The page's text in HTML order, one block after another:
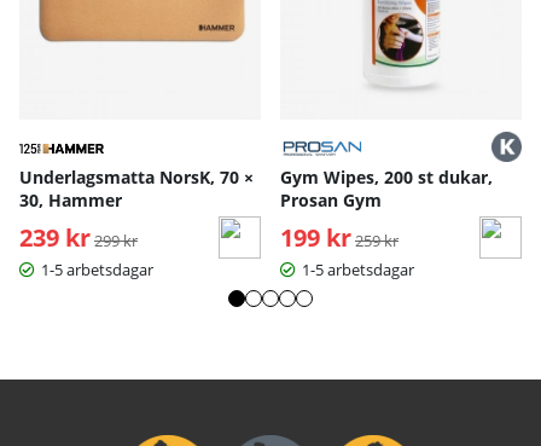
Underlagsmatta NorsK, 70 ×
30, Hammer
239 kr Ordinarie pris:
299 kr
1-5 arbetsdagar
Gym Wipes, 200 st dukar,
Prosan Gym
199 kr Ordinarie pris:
259 kr
1-5 arbetsdagar